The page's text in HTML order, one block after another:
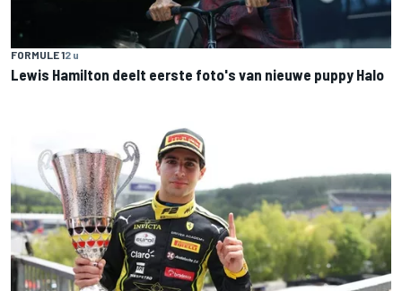
FORMULE 12 u
Lewis Hamilton deelt eerste foto's van nieuwe puppy Halo